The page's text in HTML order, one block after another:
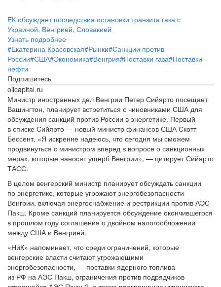
ЕК обсуждает последствия остановки транзита газа с
Украиной, Венгрией, Словакией
Узнать подробнее
#Екатерина Красовская#Рынки#Санкции против
России#США#Экономика#Венгрия#Поставки газа#Поставки
нефти
Подпишитесь
oilcapital.ru
Министр иностранных дел Венгрии Петер Сийярто посещает
Вашингтон, планирует встретиться с чиновниками США для
обсуждения санкций против России в энергетике. Первый
в списке Сийярто — новый министр финансов США Скотт
Бессент. «Я искренне надеюсь, что сегодня мы сможем
продвинуться с министром вперед в вопросе о санкционных
мерах, которые наносят ущерб Венгрии», — цитирует Сийярто
ТАСС.
В целом венгерский министр планирует обсуждать санкции
по энергетике, которые угрожают энергобезопасности
Венгрии, включая энергоснабжение и рестрикции против АЭС
Пакш. Кроме санкций планируется обсуждение окончившегося
в прошлом году соглашения о двойном налогообложении
между США и Венгрией.
«НиК» напоминает, что среди ограничений, которые
венгерские власти считают угрожающими
энергобезопасности, — поставки ядерного топлива
из РФ на АЭС Пакш, ограничения против подрядчиков